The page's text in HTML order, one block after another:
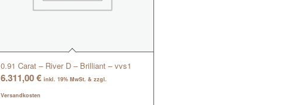
0.91 Carat – River D – Brilliant – vvs1
6.311,00€ inkl. 19% MwSt. & zzgl.
Versandkosten